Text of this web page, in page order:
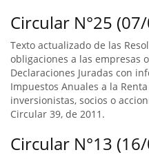
Circular N°25
Texto actualizado de las
obligaciones a las empresas
Declaraciones Juradas con
Impuestos Anuales a la
inversionistas, socios o
Circular 39, de 2011.
Circular N°13